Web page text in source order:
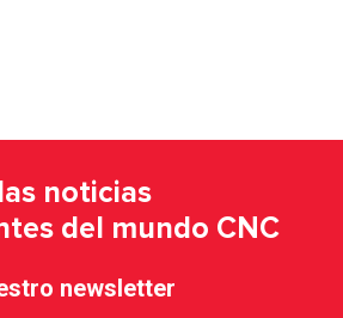
noticias
del mundo CNC
newsletter